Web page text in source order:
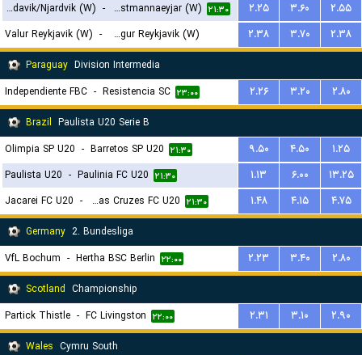
Grindavik/Njardvik (W)
- IBV Vestmannaeyjar (W) ۲۱:۳۰ ۲.۲۵ ۳.۶۰
۲.۵۵
Valur Reykjavik (W) - Vikingur Reykjavik (W)
۲۲:۴۵
۲.۳۸ ۳.۷۰
۲.۳۸
Paraguay Division Intermedia
Independiente FBC - Resistencia SC ۲۳:۰۰ ۲.۲۶ ۳.۲۰
۲.۸۰
Brazil Paulista U20 Serie B
Olimpia SP U20 - Barretos SP U20 ۲۱:۳۰ ۹.۵۰ ۴.۵۰
۱.۲۵
Paulista U20 - Paulinia FC U20 ۲۱:۳۰ ۱.۱۳ ۶.۰۰
۱۳.۲۵
Jacarei FC U20 - Uniao Mogi das Cruzes FC U20 ۲۱:۳۰ ۱.۴۸ ۴.۱۵
۴.۷۵
Germany 2. Bundesliga
VfL Bochum - Hertha BSC Berlin ۲۲:۰۰ ۲.۲۳ ۳.۴۰
۲.۸۰
Scotland Championship
Partick Thistle - FC Livingston ۲۲:۰۰ ۲.۳۱ ۳.۱۰
۲.۹۰
Wales Cymru South